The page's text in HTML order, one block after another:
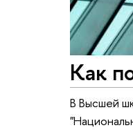
Как
В Высшей